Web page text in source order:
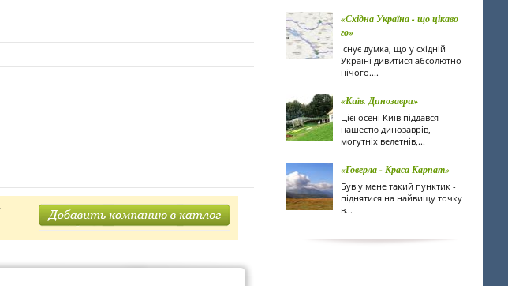
«Східна Україна - що цікаво
го»
Існує думка, що у східній
Україні дивитися абсолютно
нічого....
«Київ. Динозаври»
Цієї осені Київ піддався
нашестю динозаврів,
могутніх велетнів,...
«Говерла - Краса Карпат»
Був у мене такий пунктик -
піднятися на найвищу точку
в...